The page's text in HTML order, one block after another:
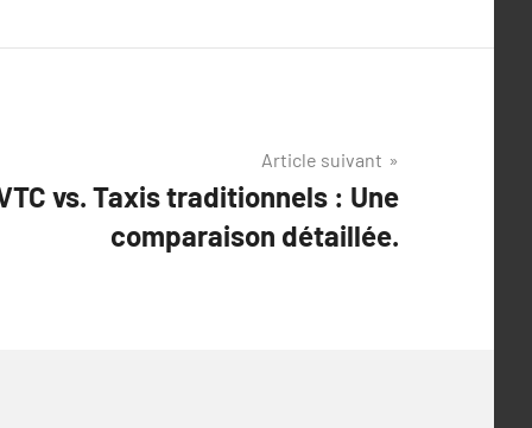
Article suivant
vs. Taxis traditionnels : Une
comparaison détaillée.